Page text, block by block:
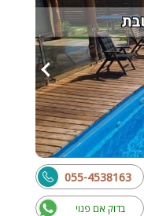
בדוק אם פנוי
055-4538163